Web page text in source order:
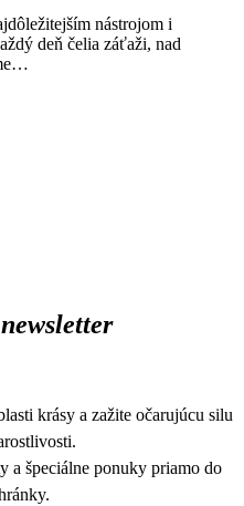
nástrojom i
deň čelia záťaži, nad
newsletter
krásy a zažite očarujúcu silu
a špeciálne ponuky priamo do